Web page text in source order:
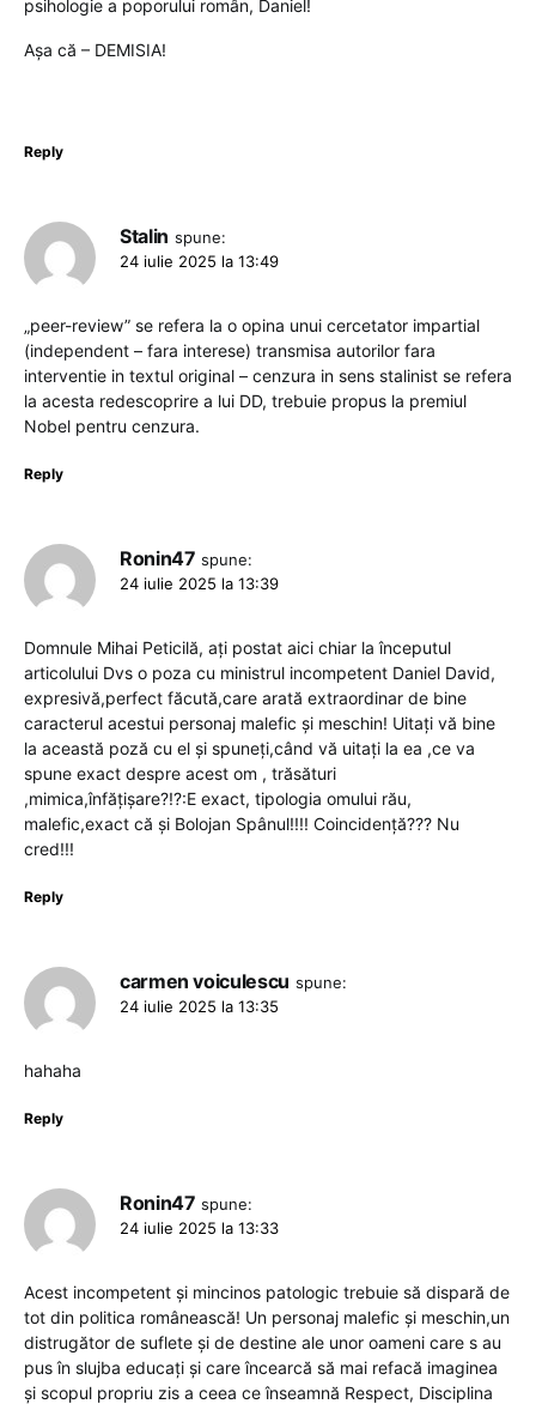
psihologie a poporului român, Daniel!
Așa că – DEMISIA!
Reply
Stalin spune:
24 iulie 2025 la 13:49
„peer-review” se refera la o opina unui cercetator impartial
(independent – fara interese) transmisa autorilor fara
interventie in textul original – cenzura in sens stalinist se refera
la acesta redescoprire a lui DD, trebuie propus la premiul
Nobel pentru cenzura.
Reply
Ronin47 spune:
24 iulie 2025 la 13:39
Domnule Mihai Peticilă, ați postat aici chiar la începutul
articolului Dvs o poza cu ministrul incompetent Daniel David,
expresivă,perfect făcută,care arată extraordinar de bine
caracterul acestui personaj malefic și meschin! Uitați vă bine
la această poză cu el și spuneți,când vă uitați la ea ,ce va
spune exact despre acest om , trăsături
,mimica,înfățișare?!?:E exact, tipologia omului rău,
malefic,exact că și Bolojan Spânul!!!! Coincidență??? Nu
cred!!!
Reply
carmen voiculescu spune:
24 iulie 2025 la 13:35
hahaha
Reply
Ronin47 spune:
24 iulie 2025 la 13:33
Acest incompetent și mincinos patologic trebuie să dispară de
tot din politica românească! Un personaj malefic și meschin,un
distrugător de suflete și de destine ale unor oameni care s au
pus în slujba educați și care încearcă să mai refacă imaginea
și scopul propriu zis a ceea ce înseamnă Respect, Disciplina